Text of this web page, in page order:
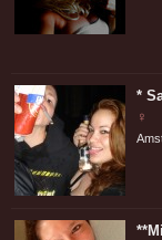
*
♀